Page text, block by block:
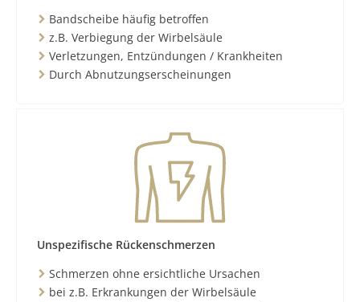
Bandscheibe häufig betroffen
z.B. Verbiegung der Wirbelsäule
Verletzungen, Entzündungen / Krankheiten
Durch Abnutzungserscheinungen
Unspezifische Rückenschmerzen
Schmerzen ohne ersichtliche Ursachen
bei z.B. Erkrankungen der Wirbelsäule